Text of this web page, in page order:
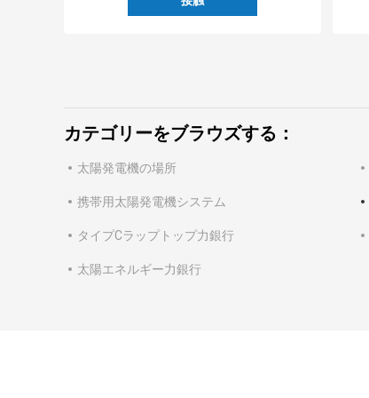
カテゴリーをブラウズする：
太陽発電機の場所
携帯用太陽発電機システム
タイプCラップトップ力銀行
太陽エネルギー力銀行